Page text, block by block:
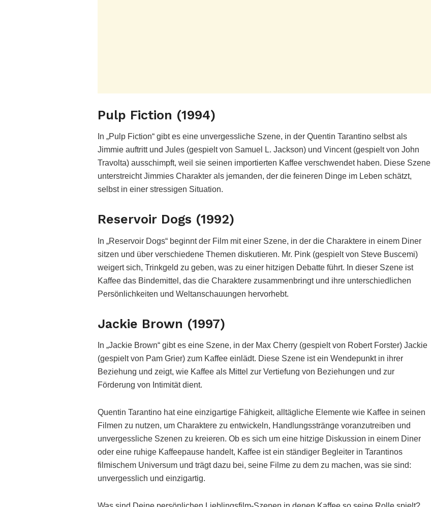
Pulp Fiction (1994)
In „Pulp Fiction“ gibt es eine unvergessliche Szene, in der Quentin Tarantino selbst als
Jimmie auftritt und Jules (gespielt von Samuel L. Jackson) und Vincent (gespielt von John
Travolta) ausschimpft, weil sie seinen importierten Kaffee verschwendet haben. Diese Szene
unterstreicht Jimmies Charakter als jemanden, der die feineren Dinge im Leben schätzt,
selbst in einer stressigen Situation.
Reservoir Dogs (1992)
In „Reservoir Dogs“ beginnt der Film mit einer Szene, in der die Charaktere in einem Diner
sitzen und über verschiedene Themen diskutieren. Mr. Pink (gespielt von Steve Buscemi)
weigert sich, Trinkgeld zu geben, was zu einer hitzigen Debatte führt. In dieser Szene ist
Kaffee das Bindemittel, das die Charaktere zusammenbringt und ihre unterschiedlichen
Persönlichkeiten und Weltanschauungen hervorhebt.
Jackie Brown (1997)
In „Jackie Brown“ gibt es eine Szene, in der Max Cherry (gespielt von Robert Forster) Jackie
(gespielt von Pam Grier) zum Kaffee einlädt. Diese Szene ist ein Wendepunkt in ihrer
Beziehung und zeigt, wie Kaffee als Mittel zur Vertiefung von Beziehungen und zur
Förderung von Intimität dient.
Quentin Tarantino hat eine einzigartige Fähigkeit, alltägliche Elemente wie Kaffee in seinen
Filmen zu nutzen, um Charaktere zu entwickeln, Handlungsstränge voranzutreiben und
unvergessliche Szenen zu kreieren. Ob es sich um eine hitzige Diskussion in einem Diner
oder eine ruhige Kaffeepause handelt, Kaffee ist ein ständiger Begleiter in Tarantinos
filmischem Universum und trägt dazu bei, seine Filme zu dem zu machen, was sie sind:
unvergesslich und einzigartig.